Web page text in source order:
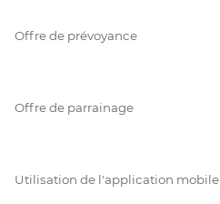
Offre de prévoyance
Offre de parrainage
Utilisation de l'application mobile